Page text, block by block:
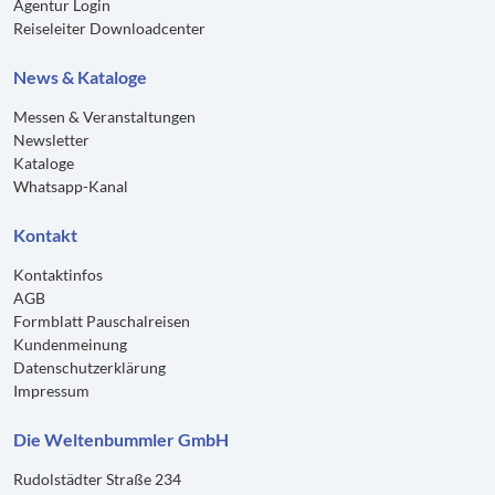
07743 Jena - Busbahnhof / Knebelstr.
07629 A4, Abf. Hermsdorf-Ost, Autohof Holzland
kostenlos
07546 A4, Abf. Gera-Langenberg, Ri. Bad Köstritz - Aral-
Tankstelle
kostenlos
Zustieg:
Zustieg:
Agentur Login
Reiseleiter Downloadcenter
News & Kataloge
Messen & Veranstaltungen
Newsletter
Kataloge
Whatsapp-Kanal
Kontakt
Kontaktinfos
AGB
Formblatt Pauschalreisen
Kundenmeinung
Datenschutzerklärung
Impressum
Die Weltenbummler GmbH
Rudolstädter Straße 234